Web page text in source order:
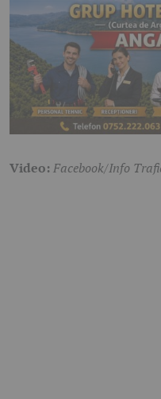
Video:Facebook/Info